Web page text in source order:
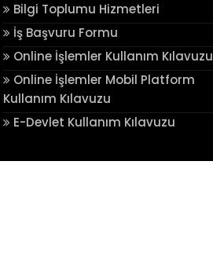
Bilgi Toplumu Hizmetleri
İş Başvuru Formu
Online İşlemler Kullanım Kılavuzu
Online İşlemler Mobil Platform
Kullanım Kılavuzu
E-Devlet Kullanım Kılavuzu